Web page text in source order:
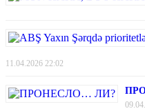
11.04.2026 22:02